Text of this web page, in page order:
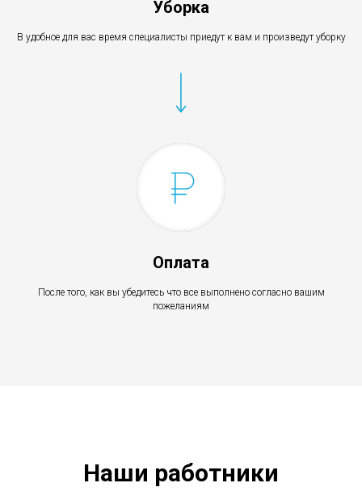
Уборка
В удобное для вас время специалисты приедут к вам и произведут уборку
Оплата
После того, как вы убедитесь что все выполнено согласно вашим
пожеланиям
Наши работники